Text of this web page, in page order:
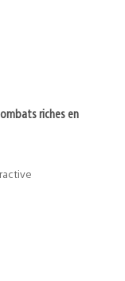
riches en